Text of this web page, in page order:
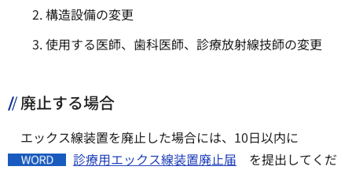
構造設備の変更
使用する医師、歯科医師、診療放射線技師の変更
廃止する場合
エックス線装置を廃止した場合には、10日以内に
診療用エックス線装置廃止届
を提出してくだ